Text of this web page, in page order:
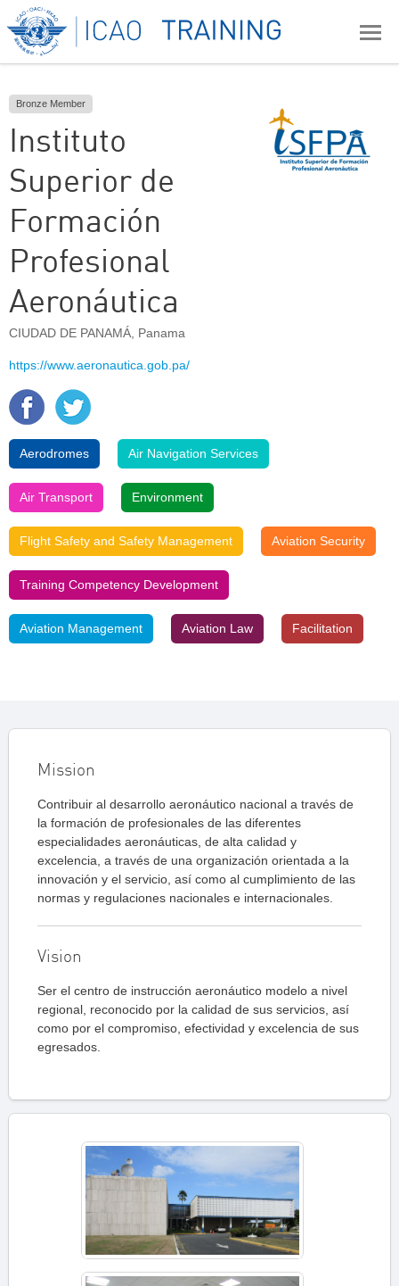
Bronze Member
Instituto
Superior de
Formación
Profesional
Aeronáutica
CIUDAD DE PANAMÁ, Panama
https://www.aeronautica.gob.pa/
Aerodromes Air Navigation Services
Air Transport Environment
Flight Safety and Safety Management Aviation Security
Training Competency Development
Aviation Management Aviation Law Facilitation
Mission
Contribuir al desarrollo aeronáutico nacional a través de
la formación de profesionales de las diferentes
especialidades aeronáuticas, de alta calidad y
excelencia, a través de una organización orientada a la
innovación y el servicio, así como al cumplimiento de las
normas y regulaciones nacionales e internacionales.
Vision
Ser el centro de instrucción aeronáutico modelo a nivel
regional, reconocido por la calidad de sus servicios, así
como por el compromiso, efectividad y excelencia de sus
egresados.